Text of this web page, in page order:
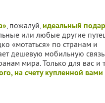
, пожалуй,идеальный
или любые другие
«мотаться» по странам и
дешевую мобильную
мира. Только для вас и
на счету купленной